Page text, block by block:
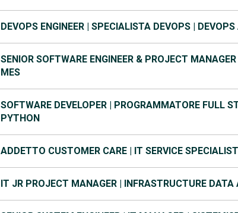
DEVOPS ENGINEER | SPECIALISTA DEVOPS |
SENIOR SOFTWARE ENGINEER & PROJECT
MES
SOFTWARE DEVELOPER | PROGRAMMATORE FULL
PYTHON
ADDETTO CUSTOMER CARE | IT SERVICE
IT JR PROJECT MANAGER | INFRASTRUCTURE